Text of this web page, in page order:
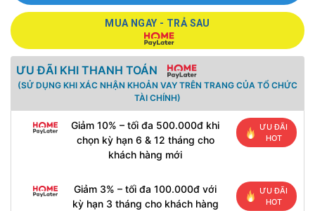
MUA NGAY - TRẢ SAU
ƯU ĐÃI KHI THANH TOÁN
(SỬ DỤNG KHI XÁC NHẬN KHOẢN VAY TRÊN TRANG CỦA TỔ CHỨC
TÀI CHÍNH)
Giảm 10% – tối đa 500.000đ khi
chọn kỳ hạn 6 & 12 tháng cho
khách hàng mới
ƯU ĐÃI
HOT
Giảm 3% – tối đa 100.000đ với
kỳ hạn 3 tháng cho khách hàng
ƯU ĐÃI
HOT